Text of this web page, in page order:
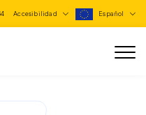
Accesibilidad Español